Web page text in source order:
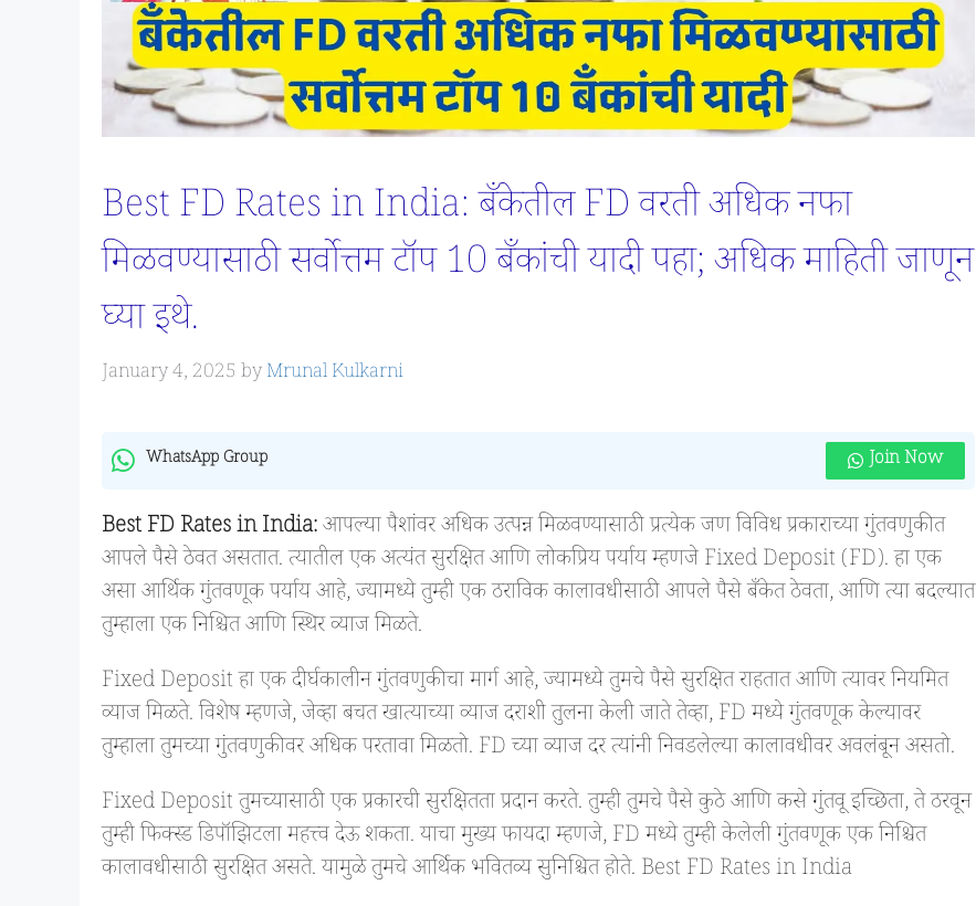
Best FD Rates in India: बँकेतील FD वरती अधिक नफा
मिळवण्यासाठी सर्वोत्तम टॉप 10 बँकांची यादी पहा; अधिक माहिती जाणून
घ्या इथे.
January 4, 2025 byMrunal Kulkarni
WhatsApp Group Join Now
Best FD Rates in India:आपल्या पैशांवर अधिक उत्पन्न मिळवण्यासाठी प्रत्येक जण विविध प्रकाराच्या गुंतवणुकीत
आपले पैसे ठेवत असतात. त्यातील एक अत्यंत सुरक्षित आणि लोकप्रिय पर्याय म्हणजे Fixed Deposit (FD). हा एक
असा आर्थिक गुंतवणूक पर्याय आहे, ज्यामध्ये तुम्ही एक ठराविक कालावधीसाठी आपले पैसे बँकेत ठेवता, आणि त्या बदल्यात
तुम्हाला एक निश्चित आणि स्थिर व्याज मिळते.
Fixed Deposit हा एक दीर्घकालीन गुंतवणुकीचा मार्ग आहे, ज्यामध्ये तुमचे पैसे सुरक्षित राहतात आणि त्यावर नियमित
व्याज मिळते. विशेष म्हणजे, जेव्हा बचत खात्याच्या व्याज दराशी तुलना केली जाते तेव्हा, FD मध्ये गुंतवणूक केल्यावर
तुम्हाला तुमच्या गुंतवणुकीवर अधिक परतावा मिळतो. FD च्या व्याज दर त्यांनी निवडलेल्या कालावधीवर अवलंबून असतो.
Fixed Deposit तुमच्यासाठी एक प्रकारची सुरक्षितता प्रदान करते. तुम्ही तुमचे पैसे कुठे आणि कसे गुंतवू इच्छिता, ते ठरवून
तुम्ही फिक्स्ड डिपॉझिटला महत्त्व देऊ शकता. याचा मुख्य फायदा म्हणजे, FD मध्ये तुम्ही केलेली गुंतवणूक एक निश्चित
कालावधीसाठी सुरक्षित असते. यामुळे तुमचे आर्थिक भवितव्य सुनिश्चित होते. Best FD Rates in India